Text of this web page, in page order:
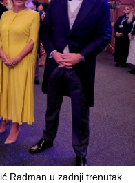
Radman u zadnji trenutak